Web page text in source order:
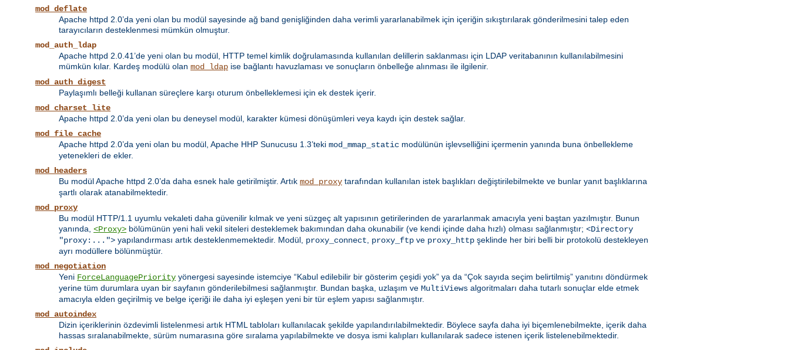
mod_deflate
Apache httpd 2.0’da yeni olan bu modül sayesinde ağ band genişliğinden daha verimli yararlanabilmek için içeriğin sıkıştırılarak gönderilmesini talep eden
tarayıcıların desteklenmesi mümkün olmuştur.
mod_auth_ldap
Apache httpd 2.0.41’de yeni olan bu modül, HTTP temel kimlik doğrulamasında kullanılan delillerin saklanması için LDAP veritabanının kullanılabilmesini
mümkün kılar. Kardeş modülü olan mod_ldap ise bağlantı havuzlaması ve sonuçların önbelleğe alınması ile ilgilenir.
mod_auth_digest
Paylaşımlı belleği kullanan süreçlere karşı oturum önbelleklemesi için ek destek içerir.
mod_charset_lite
Apache httpd 2.0’da yeni olan bu deneysel modül, karakter kümesi dönüşümleri veya kaydı için destek sağlar.
mod_file_cache
Apache httpd 2.0’da yeni olan bu modül, Apache HHP Sunucusu 1.3’teki mod_mmap_static modülünün işlevselliğini içermenin yanında buna önbellekleme
yetenekleri de ekler.
mod_headers
Bu modül Apache httpd 2.0’da daha esnek hale getirilmiştir. Artık mod_proxy tarafından kullanılan istek başlıkları değiştirilebilmekte ve bunlar yanıt başlıklarına
şartlı olarak atanabilmektedir.
mod_proxy
Bu modül HTTP/1.1 uyumlu vekaleti daha güvenilir kılmak ve yeni süzgeç alt yapısının getirilerinden de yararlanmak amacıyla yeni baştan yazılmıştır. Bunun
yanında, <Proxy> bölümünün yeni hali vekil siteleri desteklemek bakımından daha okunabilir (ve kendi içinde daha hızlı) olması sağlanmıştır; <Directory
"proxy:..."> yapılandırması artık desteklenmemektedir. Modül, proxy_connect proxy_ftp ve proxy_http şeklinde her biri belli bir protokolü destekleyen
ayrı modüllere bölünmüştür.
mod_negotiation
Yeni ForceLanguagePriority yönergesi sayesinde istemciye “Kabul edilebilir bir gösterim çeşidi yok” ya da “Çok sayıda seçim belirtilmiş” yanıtını döndürmek
yerine tüm durumlara uyan bir sayfanın gönderilebilmesi sağlanmıştır. Bundan başka, uzlaşım ve MultiViews algoritmaları daha tutarlı sonuçlar elde etmek
amacıyla elden geçirilmiş ve belge içeriği ile daha iyi eşleşen yeni bir tür eşlem yapısı sağlanmıştır.
mod_autoindex
Dizin içeriklerinin özdevimli listelenmesi artık HTML tabloları kullanılacak şekilde yapılandırılabilmektedir. Böylece sayfa daha iyi biçemlenebilmekte, içerik daha
hassas sıralanabilmekte, sürüm numarasına göre sıralama yapılabilmekte ve dosya ismi kalıpları kullanılarak sadece istenen içerik listelenebilmektedir.